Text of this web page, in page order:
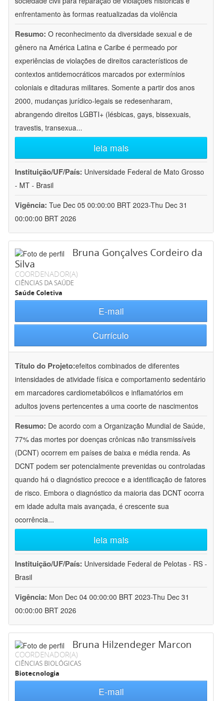
enfrentamento às formas reatualizadas da violência
Resumo: O reconhecimento da diversidade sexual e de
gênero na América Latina e Caribe é permeado por
experiências de violações de direitos característicos de
contextos antidemocráticos marcados por extermínios
coloniais e ditaduras militares. Somente a partir dos anos
2000, mudanças jurídico-legais se redesenharam,
abrangendo direitos LGBTI+ (lésbicas, gays, bissexuais,
travestis, transexua...
leia mais
Instituição/UF/País: Universidade Federal de Mato Grosso
- MT - Brasil
Vigência: Tue Dec 05 00:00:00 BRT 2023-Thu Dec 31
00:00:00 BRT 2026
Bruna Gonçalves Cordeiro da
Silva
COORDENADOR(A)
CIÊNCIAS DA SAÚDE
Saúde Coletiva
E-mail
Currículo
Título do Projeto:efeitos combinados de diferentes
intensidades de atividade física e comportamento sedentário
em marcadores cardiometabólicos e inflamatórios em
adultos jovens pertencentes a uma coorte de nascimentos
Resumo: De acordo com a Organização Mundial de Saúde,
77% das mortes por doenças crônicas não transmissíveis
(DCNT) ocorrem em países de baixa e média renda. As
DCNT podem ser potencialmente prevenidas ou controladas
quando há o diagnóstico precoce e a identificação de fatores
de risco. Embora o diagnóstico da maioria das DCNT ocorra
em idade adulta mais avançada, é crescente sua
ocorrência...
leia mais
Instituição/UF/País: Universidade Federal de Pelotas - RS -
Brasil
Vigência: Mon Dec 04 00:00:00 BRT 2023-Thu Dec 31
00:00:00 BRT 2026
Bruna Hilzendeger Marcon
COORDENADOR(A)
CIÊNCIAS BIOLÓGICAS
Biotecnologia
E-mail